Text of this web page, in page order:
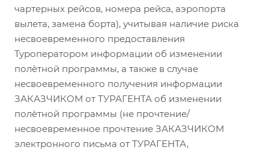
чартерных рейсов, номера рейса, аэропорта
вылета, замена борта), учитывая наличие риска
несвоевременного предоставления
Туроператором информации об изменении
полѐтной программы, а также в случае
несвоевременного получения информации
ЗАКАЗЧИКОМ от ТУРАГЕНТА об изменении
полѐтной программы (не прочтение/
несвоевременное прочтение ЗАКАЗЧИКОМ
электронного письма от ТУРАГЕНТА,